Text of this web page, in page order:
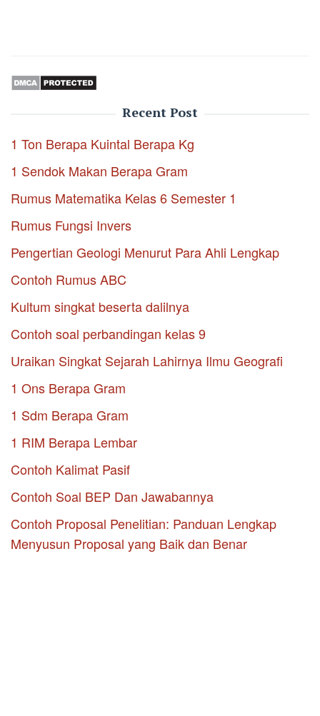
Recent Post
1 Ton Berapa Kuintal Berapa Kg
1 Sendok Makan Berapa Gram
Rumus Matematika Kelas 6 Semester 1
Rumus Fungsi Invers
Pengertian Geologi Menurut Para Ahli Lengkap
Contoh Rumus ABC
Kultum singkat beserta dalilnya
Contoh soal perbandingan kelas 9
Uraikan Singkat Sejarah Lahirnya Ilmu Geografi
1 Ons Berapa Gram
1 Sdm Berapa Gram
1 RIM Berapa Lembar
Contoh Kalimat Pasif
Contoh Soal BEP Dan Jawabannya
Contoh Proposal Penelitian: Panduan Lengkap
Menyusun Proposal yang Baik dan Benar